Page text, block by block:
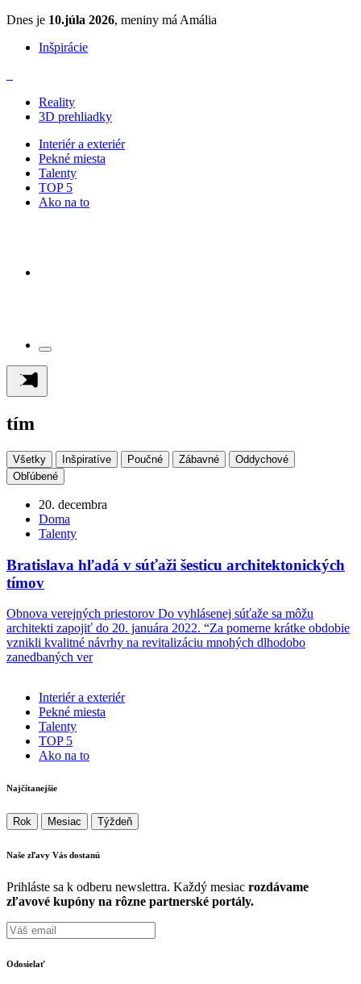
Dnes je 10.júla 2026, meniny má Amália
Inšpirácie
Reality
3D prehliadky
Interiér a exteriér
Pekné miesta
Talenty
TOP 5
Ako na to
tím
Všetky Inšpiratíve Poučné Zábavné
Oddychové
Obľúbené
20. decembra
Doma
Talenty
Bratislava hľadá v súťaži šesticu architektonických
tímov
Obnova verejných priestorov Do vyhlásenej súťaže sa môžu
architekti zapojiť do 20. januára 2022. “Za pomerne krátke obdobie
vznikli kvalitné návrhy na revitalizáciu mnohých dlhodobo
zanedbaných ver
Interiér a exteriér
Pekné miesta
Talenty
TOP 5
Ako na to
Najčítanejšie
Rok Mesiac Týždeň
Naše zľavy Vás dostanú
Prihláste sa k odberu newslettra. Každý mesiac rozdávame
zľavové kupóny na rôzne partnerské portály.
Odosielať